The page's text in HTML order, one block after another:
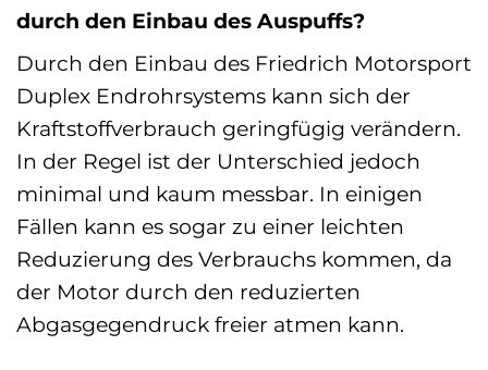
durch den Einbau des Auspuffs?
Durch den Einbau des Friedrich Motorsport
Duplex Endrohrsystems kann sich der
Kraftstoffverbrauch geringfügig verändern.
In der Regel ist der Unterschied jedoch
minimal und kaum messbar. In einigen
Fällen kann es sogar zu einer leichten
Reduzierung des Verbrauchs kommen, da
der Motor durch den reduzierten
Abgasgegendruck freier atmen kann.